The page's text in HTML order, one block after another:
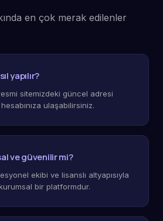
en çok merak edilenler
yapılır?
sitemizdeki güncel adresi
ulaşabilirsiniz.
ve güvenilir mi?
ekibi ve lisanslı altyapısıyla
bir platformdur.